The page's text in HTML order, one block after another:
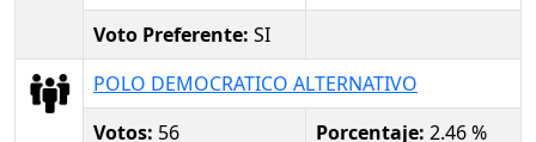
Voto Preferente: SI
POLO DEMOCRATICO ALTERNATIVO
Votos: 56 Porcentaje: 2.46 %